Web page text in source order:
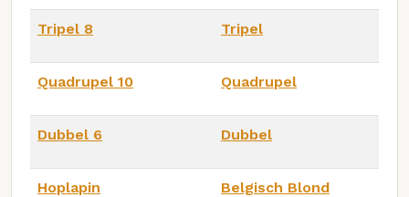
Tripel 8 Tripel
Quadrupel 10 Quadrupel
Dubbel 6 Dubbel
Hoplapin Belgisch Blond